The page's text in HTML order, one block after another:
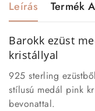
Leírás Termék
Barokk ezüst
kristállyal
925 sterling
stílusú medál pink
bevonattal.